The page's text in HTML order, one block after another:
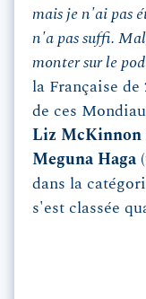
mais je n'ai pas
n'a pas suffi.
monter sur le
la Française de
de ces
Liz McKinnon
Meguna Haga
dans la
s'est classée